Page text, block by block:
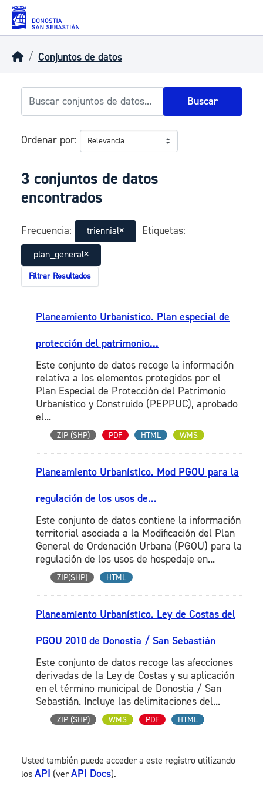
Skip to main content
Conjuntos de datos
Buscar
Ordenar por
3 conjuntos de datos
encontrados
Frecuencia: triennial Etiquetas:
plan_general
Filtrar Resultados
Planeamiento Urbanístico. Plan especial de
protección del patrimonio...
Este conjunto de datos recoge la información
relativa a los elementos protegidos por el
Plan Especial de Protección del Patrimonio
Urbanístico y Construido (PEPPUC), aprobado
el...
ZIP (SHP) PDF HTML WMS
Planeamiento Urbanístico. Mod PGOU para la
regulación de los usos de...
Este conjunto de datos contiene la información
territorial asociada a la Modificación del Plan
General de Ordenación Urbana (PGOU) para la
regulación de los usos de hospedaje en...
ZIP(SHP) HTML
Planeamiento Urbanístico. Ley de Costas del
PGOU 2010 de Donostia / San Sebastián
Este conjunto de datos recoge las afecciones
derivadas de la Ley de Costas y su aplicación
en el término municipal de Donostia / San
Sebastián. Incluye las delimitaciones del...
ZIP (SHP) WMS PDF HTML
Usted también puede acceder a este registro utilizando
los API (verAPI Docs).